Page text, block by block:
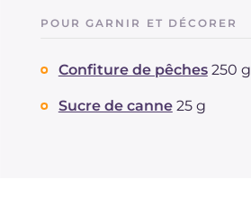
POUR GARNIR ET DÉCORER
Confiture de pêches 250 g
Sucre de canne 25 g